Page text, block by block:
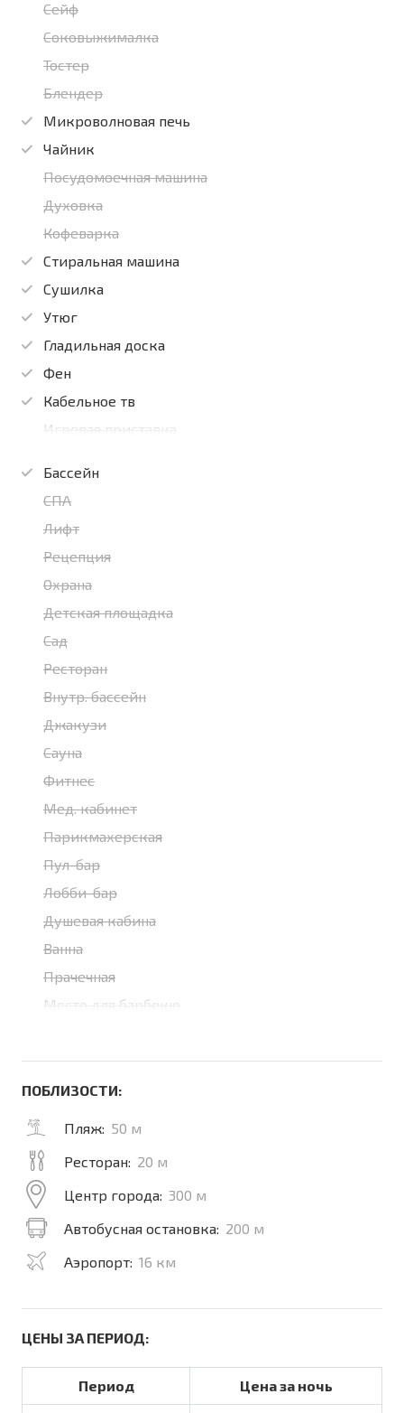
Сейф
Соковыжималка
Тостер
Блендер
Микроволновая печь
Чайник
Посудомоечная машина
Духовка
Кофеварка
Стиральная машина
Сушилка
Утюг
Гладильная доска
Фен
Кабельное тв
Игровая приставка
Бассейн
СПА
Лифт
Рецепция
Охрана
Детская площадка
Сад
Ресторан
Внутр. бассейн
Джакузи
Сауна
Фитнес
Мед. кабинет
Парикмахерская
Пул-бар
Лобби-бар
Душевая кабина
Ванна
Прачечная
Место для барбекю
ПОБЛИЗОСТИ:
Пляж: 50 м
Ресторан: 20 м
Центр города: 300 м
Автобусная остановка: 200 м
Аэропорт: 16 км
ЦЕНЫ ЗА ПЕРИОД:
Период Цена за ночь